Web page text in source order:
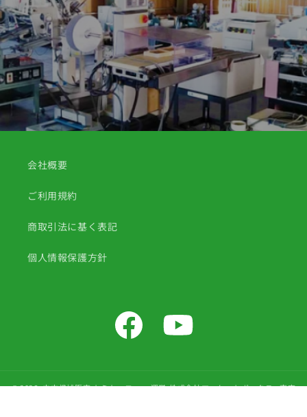
会社概要
ご利用規約
商取引法に基く表記
個人情報保護方針
Facebook YouTube
© 2026,中古機械販売 カミカッコー運営:株式会社マーケットボックス , 東京